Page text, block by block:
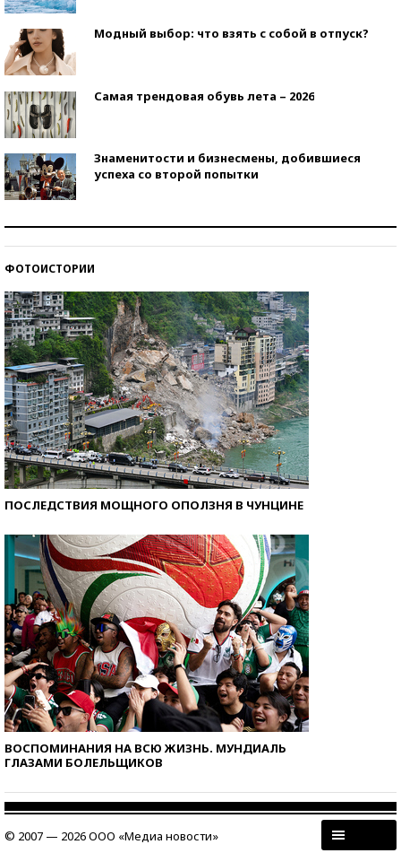
Модный выбор: что взять с собой в отпуск?
Самая трендовая обувь лета – 2026
Знаменитости и бизнесмены, добившиеся
успеха со второй попытки
ФОТОИСТОРИИ
ПОСЛЕДСТВИЯ МОЩНОГО ОПОЛЗНЯ В ЧУНЦИНЕ
ВОСПОМИНАНИЯ НА ВСЮ ЖИЗНЬ. МУНДИАЛЬ
ГЛАЗАМИ БОЛЕЛЬЩИКОВ
© 2007 — 2026 ООО «Медиа новости»